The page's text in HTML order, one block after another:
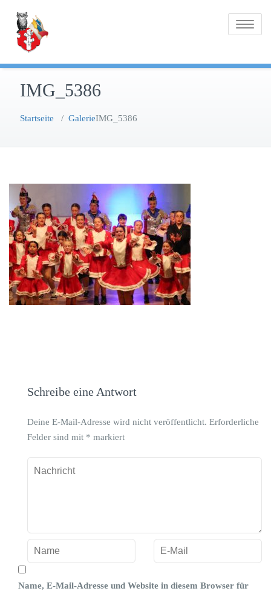
springen
Toggle
IMG_5386
Startseite / GalerieIMG_5386
Schreibe eine Antwort
Deine E-Mail-Adresse wird nicht veröffentlicht. Erforderliche
Felder sind mit * markiert
Name, E-Mail-Adresse und Website in diesem Browser für